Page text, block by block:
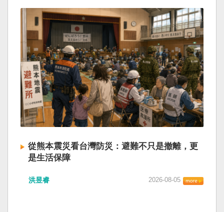
斷，台灣有堅定的意志，確保民主燈塔永明，自
由基石永固。
精氣神，不斷創造高質量發展新業績」。不懂什
麼是「精氣神」，還以為是假文件，是新時代習
近平思想嗎？ 最後一句是「會議還研究了其他事
項。」這是每次外媒最感興趣的問題，那就是人
事問題。港媒大做文章，排查二十屆中央委員清
洗了多少人？這為習近平的進一步獨裁和二十一
大續任鋪平道路。據統計，過去一年，已有十九
名中央委員被官方宣布落馬或罷免全國人大代表
職務。另外還有「失蹤」者。總共接近三十人。
領銜的是兩名政治局委員：軍委副主席張又俠與
新疆黨委書記馬興瑞。 軍方還有原中央軍委副主
立、原軍委政治工作部主任苗華、前信息支援部
隊政委李偉、前陸軍司令員李橋、前中央軍委裝
前空軍政委郭普校、前東部戰區政委劉青松、前
人民共和國接續了，中國是中國，台灣是台灣。
兩岸已有正常外交，中國也可致力提升國民福
祉。 如果一九四五年八一五台灣獨立了，就像二
戰後許多殖民地選擇獨立，成為杭廷頓第二波民
主化的歷史。獨立的台灣會像脫離日本殖民的韓
國，八一五這一天成為獨立紀念日及光復節。不
同於有國家歷史的朝鮮，台灣是新興國家，開展
自己國家的歷史。台灣沒有像朝鮮的左右路線競
逐政權，造成內戰形成南韓、北朝分裂國家的歷
史。或許會有左右路線政黨，形塑台灣的國家之
路。 如果一九四五年八一五台灣獨立了，一九四
九年中華人民共和國革命推翻中華民國，中國國
民黨蔣介石政權只能選擇海南島，國共競鬥的歷
史就會是另一種局面，與台灣無關。台灣沒有中
國問題，中國也沒有台灣問題。台灣與中國也不
四五年八一五台灣獨立了，台灣會成為東亞漢字
從熊本震災看台灣防災：避難不只是撤離，更
是生活保障
援速度與災後重建受到關注，避難所管理也成為
洪昱睿 2026-08-05